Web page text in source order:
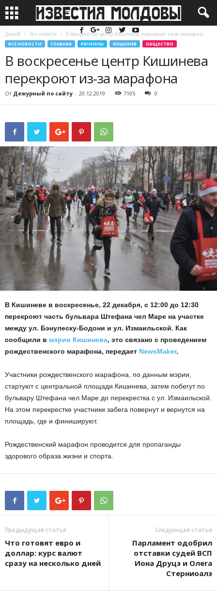
Домой Все новости В воскресенье центр Кишинева перекроют из-за марафона
ВСЕ НОВОСТИ ГЛАВНАЯ РЕГИОНЫ КИШИНЕВ ОБЩЕСТВО
В воскресенье центр Кишинева
перекроют из-за марафона
От Дежурный по сайту - 20.12.2019 7105 0
В Кишиневе в воскресенье, 22 декабря, с 12:00 до 12:30
перекроют часть бульвара Штефана чел Маре на участке
между ул. Бэнулеску-Бодони и ул. Измаильской. Как
сообщили в мэрии Кишинева, это связано с проведением
рождественского марафона, передает NewsMaker.
Участники рождественского марафона, по данным мэрии,
стартуют с центральной площади Кишинева, затем побегут по
бульвару Штефана чел Маре до перекрестка с ул. Измаильской.
На этом перекрестке участники забега повернут и вернутся на
площадь, где и финишируют.
Рождественский марафон проводится для пропаганды
здорового образа жизни и спорта.
Предыдущая статья
Что готовят евро и
доллар: курс валют
сразу на несколько дней
Следующая статья
Парламент одобрил
отставки судей ВСП
Иона Друцэ и Олега
Стерниоалэ